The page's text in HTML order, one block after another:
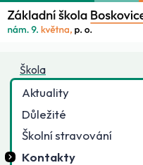
Škola
Aktuality
Důležité
Školní stravování
Kontakty